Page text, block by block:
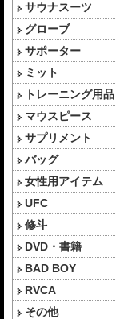
サウナスーツ
グローブ
サポーター
ミット
トレーニング用品
マウスピース
サプリメント
バッグ
女性用アイテム
UFC
修斗
DVD・書籍
BAD BOY
RVCA
その他